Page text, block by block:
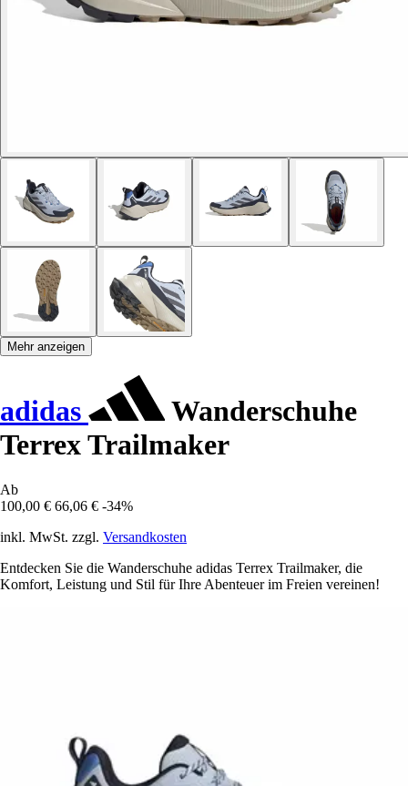
Mehr anzeigen
adidas
Wanderschuhe
Terrex Trailmaker
Ab
100,00 € 66,06 € -34%
inkl. MwSt. zzgl. Versandkosten
Entdecken Sie die Wanderschuhe adidas Terrex Trailmaker, die
Komfort, Leistung und Stil für Ihre Abenteuer im Freien vereinen!